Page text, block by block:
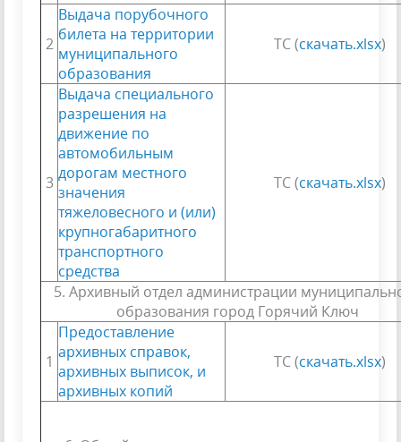
2
Выдача порубочного
билета на территории
муниципального
образования
ТС (скачать.xlsx)
3
Выдача специального
разрешения на
движение по
автомобильным
дорогам местного
значения
тяжеловесного и (или)
крупногабаритного
транспортного
средства
ТС (скачать.xlsx)
5. Архивный отдел администрации
образования город Горячий Ключ
1
Предоставление
архивных справок,
архивных выписок, и
архивных копий
ТС (скачать.xlsx)